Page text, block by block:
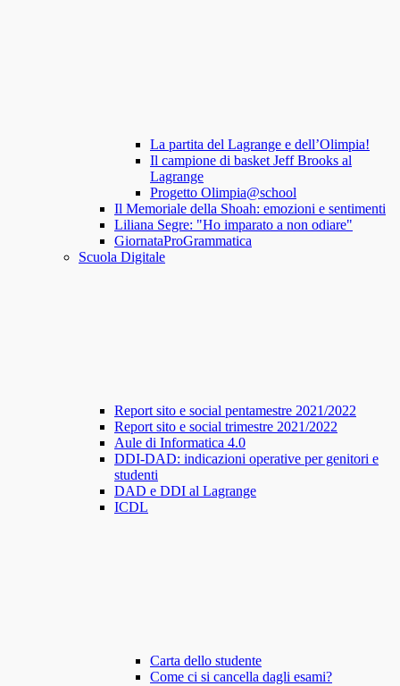
La partita del Lagrange e dell’Olimpia!
Il campione di basket Jeff Brooks al
Lagrange
Progetto Olimpia@school
Il Memoriale della Shoah: emozioni e sentimenti
Liliana Segre: "Ho imparato a non odiare"
GiornataProGrammatica
Scuola Digitale
Report sito e social pentamestre 2021/2022
Report sito e social trimestre 2021/2022
Aule di Informatica 4.0
DDI-DAD: indicazioni operative per genitori e
studenti
DAD e DDI al Lagrange
ICDL
Carta dello studente
Come ci si cancella dagli esami?